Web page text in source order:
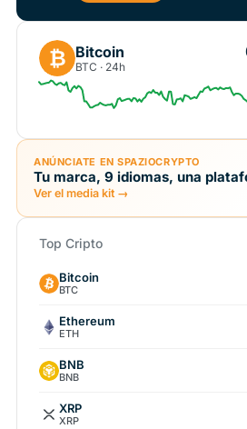
₿ Bitcoin
BTC · 24h
ANÚNCIATE EN SPAZIOCRYPTO
Tu marca, 9 idiomas, una
Ver el media kit →
Top Cripto
Bitcoin
BTC
Ethereum
ETH
BNB
BNB
XRP
XRP